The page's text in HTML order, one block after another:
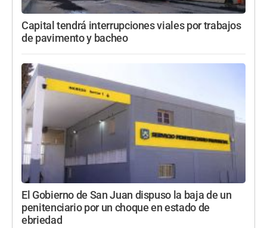
Capital tendrá interrupciones viales por trabajos
de pavimento y bacheo
El Gobierno de San Juan dispuso la baja de un
penitenciario por un choque en estado de
ebriedad